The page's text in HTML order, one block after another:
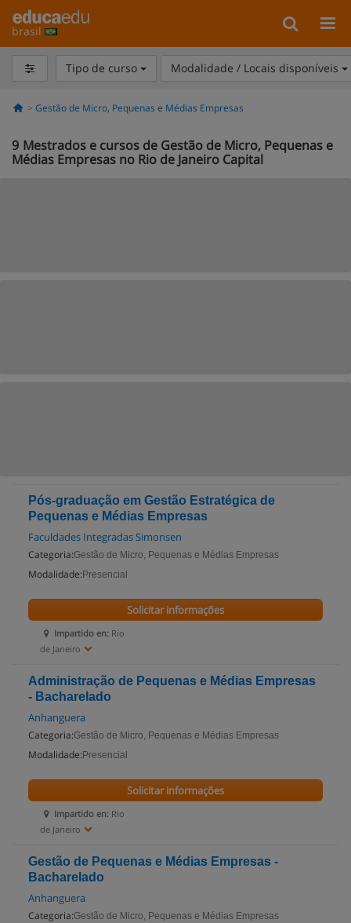
brasil
Tipo de curso Modalidade / Locais disponíveis
Gestão de Micro, Pequenas e Médias Empresas
9 Mestrados e cursos de Gestão de Micro, Pequenas e
Médias Empresas no Rio de Janeiro Capital
Pós-graduação em Gestão Estratégica de
Pequenas e Médias Empresas
Faculdades Integradas Simonsen
Categoria:Gestão de Micro, Pequenas e Médias Empresas
Modalidade: Presencial
Impartido en: Rio
de Janeiro
Solicitar informações
Administração de Pequenas e Médias Empresas
- Bacharelado
Anhanguera
Categoria:Gestão de Micro, Pequenas e Médias Empresas
Modalidade: Presencial
Impartido en: Rio
de Janeiro
Solicitar informações
Gestão de Pequenas e Médias Empresas -
Bacharelado
Anhanguera
Categoria:Gestão de Micro, Pequenas e Médias Empresas